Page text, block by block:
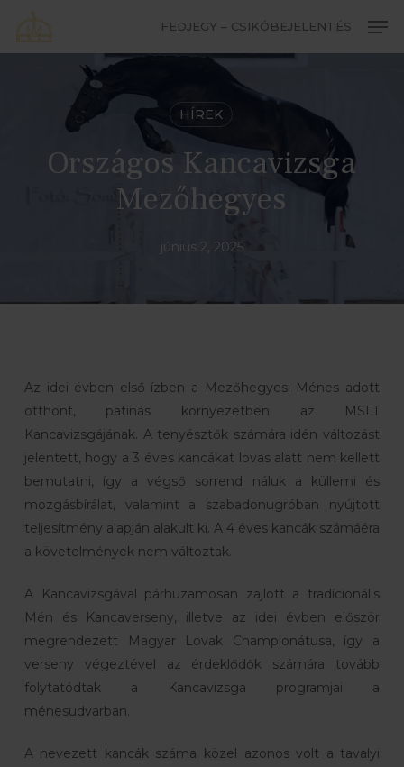
main
FEDJEGY – CSIKÓBEJELENTÉS
HÍREK
Országos Kancavizsga
Mezőhegyes
június 2, 2025
Az idei évben első ízben a Mezőhegyesi Ménes adott
otthont, patinás környezetben az MSLT
Kancavizsgájának. A tenyésztők számára idén változást
jelentett, hogy a 3 éves kancákat lovas alatt nem kellett
bemutatni, így a végső sorrend náluk a küllemi és
mozgásbírálat, valamint a szabadonugróban nyújtott
teljesítmény alapján alakult ki. A 4 éves kancák számáéra
a követelmények nem változtak.
A Kancavizsgával párhuzamosan zajlott a tradícionális
Mén és Kancaverseny, illetve az idei évben először
megrendezett Magyar Lovak Championátusa, így a
verseny végeztével az érdeklődők számára tovább
folytatódtak a Kancavizsga programjai a
ménesudvarban.
A nevezett kancák száma közel azonos volt a tavalyi
Close